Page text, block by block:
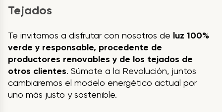
Tejados
Te invitamos a disfrutar con nosotros de luz 100%
verde y responsable, procedente de
productores renovables y de los tejados de
otros clientes. Súmate a la Revolución, juntos
cambiaremos el modelo energético actual por
uno más justo y sostenible.